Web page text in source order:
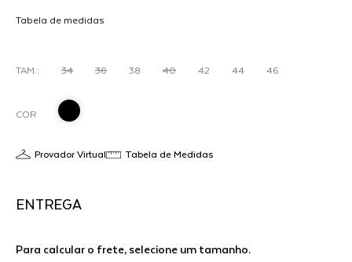
proporcionando um visual autêntico.Feita em jeans de alta
composições mais elegantes com salto e blazer.
Tabela de medidas
TAM.: 34 36 38 40 42 44 46
COR
Provador Virtual Tabela de Medidas
ENTREGA
Para calcular o frete, selecione um tamanho.